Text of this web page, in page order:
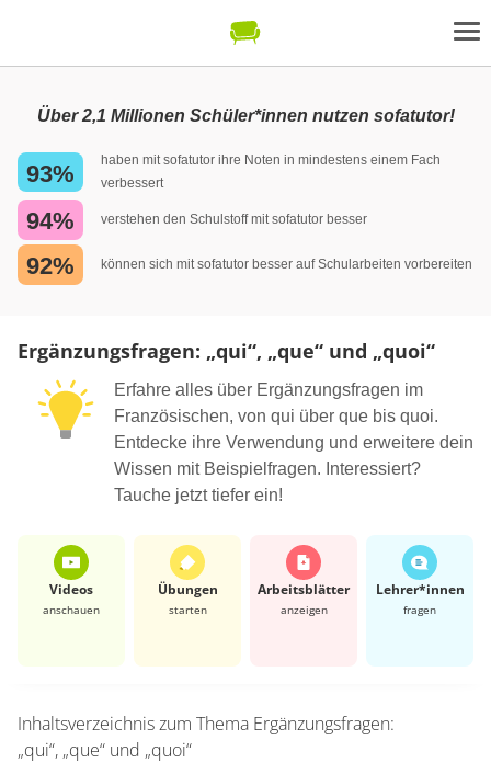
Über 2,1 Millionen Schüler*innen nutzen sofatutor!
93%
haben mit sofatutor ihre Noten in mindestens einem Fach
verbessert
94% verstehen den Schulstoff mit sofatutor besser
92% können sich mit sofatutor besser auf Schularbeiten vorbereiten
Ergänzungsfragen: „qui“, „que“ und „quoi“
Erfahre alles über Ergänzungsfragen im
Französischen, von qui über que bis quoi.
Entdecke ihre Verwendung und erweitere dein
Wissen mit Beispielfragen. Interessiert?
Tauche jetzt tiefer ein!
Videos
anschauen
Übungen
starten
Arbeits­blätter
anzeigen
Lehrer*​innen
fragen
Inhaltsverzeichnis zum Thema Ergänzungsfragen:
„qui“, „que“ und „quoi“